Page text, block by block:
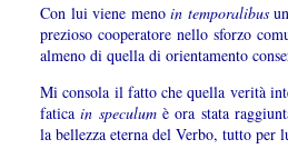
Con lui viene menoin temporalibus
prezioso cooperatore nello sforzo
almeno di quella di orientamento
Mi consola il fatto che quella verità
faticain speculumè ora stata
la bellezza eterna del Verbo, tutto